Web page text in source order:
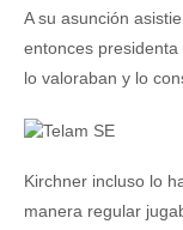
A su asunción
entonces
lo valoraban y lo
Kirchner incluso lo
manera regular